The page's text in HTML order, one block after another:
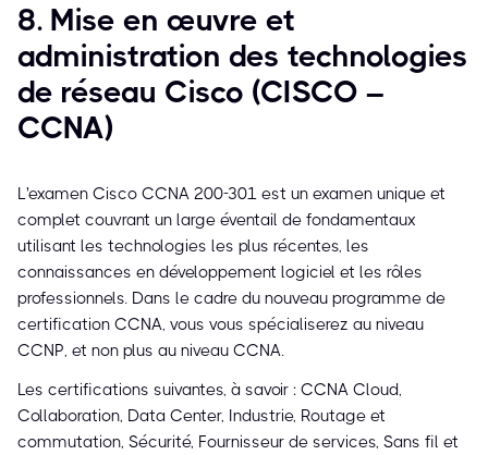
8. Mise en œuvre et
administration des technologies
de réseau Cisco (CISCO –
CCNA)
L'examen Cisco CCNA 200-301 est un examen unique et
complet couvrant un large éventail de fondamentaux
utilisant les technologies les plus récentes, les
connaissances en développement logiciel et les rôles
professionnels. Dans le cadre du nouveau programme de
certification CCNA, vous vous spécialiserez au niveau
CCNP, et non plus au niveau CCNA.
Les certifications suivantes, à savoir : CCNA Cloud,
Collaboration, Data Center, Industrie, Routage et
commutation, Sécurité, Fournisseur de services, Sans fil et